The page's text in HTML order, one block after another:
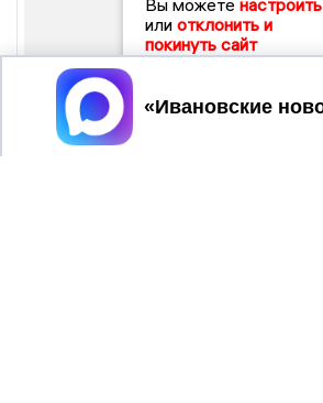
Вы можете настроить
или отклонить и
покинуть сайт
Принять